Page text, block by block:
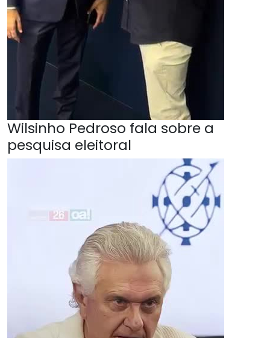
Wilsinho Pedroso fala sobre a
pesquisa eleitoral